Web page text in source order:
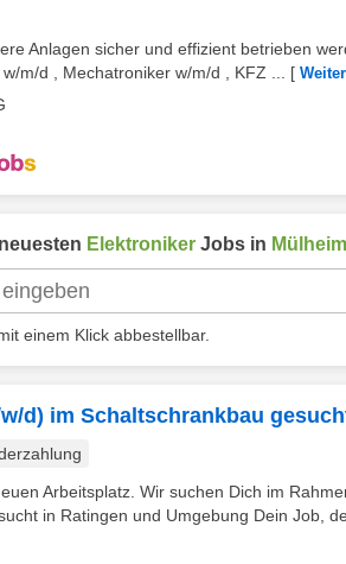
Anlagen sicher und effizient betrieben
m/d , Mechatroniker w/m/d , KFZ ...
[
Elektroniker Jobs in
einem Klick abbestellbar.
d) im Schaltschrankbau
Arbeitsplatz. Wir suchen Dich im
in Ratingen und Umgebung Dein Job,